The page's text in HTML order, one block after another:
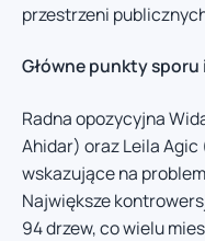
przestrzeni
Główne punkty
Radna opozycyjna
Ahidar) oraz Leila Agic
wskazujące na
Największe
94 drzew, co wielu